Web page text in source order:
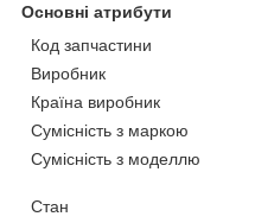
Основні атрибути
Код запчастини
Виробник
Країна виробник
Сумісність з маркою
Сумісність з моделлю
Стан